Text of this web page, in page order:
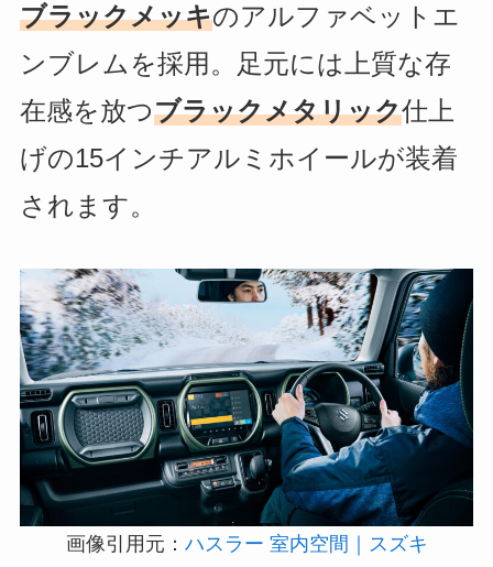
ブラックメッキのアルファベットエ
ンブレムを採用。足元には上質な存
在感を放つブラックメタリック仕上
げの15インチアルミホイールが装着
されます。
画像引用元： ハスラー 室内空間｜スズキ